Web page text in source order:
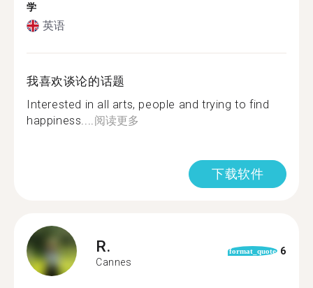
学
英语
我喜欢谈论的话题
Interested in all arts, people and trying to find
happiness....阅读更多
下载软件
R.
Cannes
format_quote 6